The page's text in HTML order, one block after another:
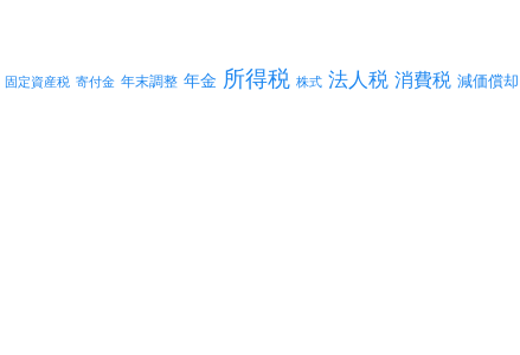
固定資産税 寄付金 年末調整 年金 所得税 株式 法人税 消費税 減価償却